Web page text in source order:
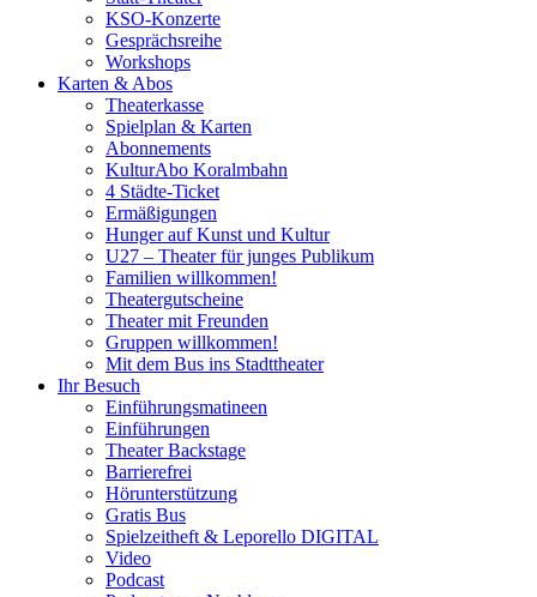
KSO-Konzerte
Gesprächsreihe
Workshops
Karten & Abos
Theaterkasse
Spielplan & Karten
Abonnements
KulturAbo Koralmbahn
4 Städte-Ticket
Ermäßigungen
Hunger auf Kunst und Kultur
U27 – Theater für junges Publikum
Familien willkommen!
Theatergutscheine
Theater mit Freunden
Gruppen willkommen!
Mit dem Bus ins Stadttheater
Ihr Besuch
Einführungsmatineen
Einführungen
Theater Backstage
Barrierefrei
Hörunterstützung
Gratis Bus
Spielzeitheft & Leporello DIGITAL
Video
Podcast